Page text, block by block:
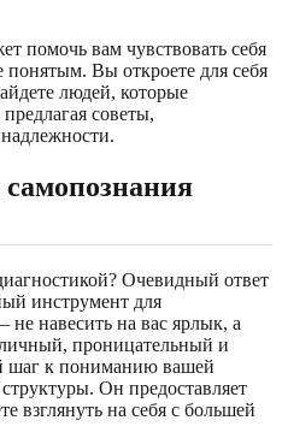
помочь вам чувствовать себя
Вы откроете для себя
людей, которые
советы,
Очевидный ответ
инструмент для
навесить на вас ярлык, а
проницательный и
шаг к пониманию вашей
Он предоставляет
взглянуть на себя с большей